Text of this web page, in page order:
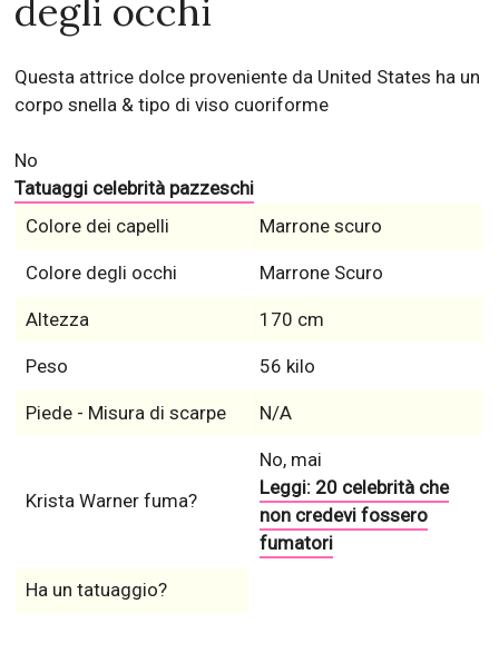
degli occhi
Questa attrice dolce proveniente da United States ha un
corpo snella & tipo di viso cuoriforme
No
Tatuaggi celebrità pazzeschi
Colore dei capelli
Marrone scuro
Colore degli occhi Marrone Scuro
Altezza 170 cm
Peso 56 kilo
Piede - Misura di scarpe N/A
Krista Warner fuma?
No, mai
Leggi: 20 celebrità che
non credevi fossero
fumatori
Ha un tatuaggio?